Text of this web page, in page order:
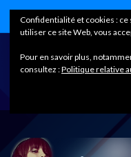
Confidentialité et cookies : ce
utiliser ce site Web, vous
Pour en savoir plus,
consultez :Politique relative